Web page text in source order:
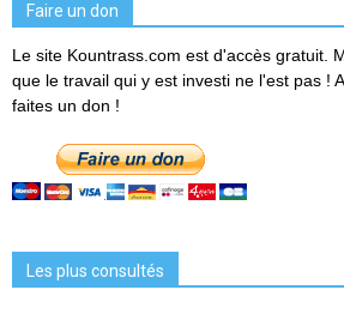
Faire un don
Le site Kountrass.com est d'accès gratuit.
que le travail qui y est investi ne l'est pas !
faites un don !
Les plus consultés